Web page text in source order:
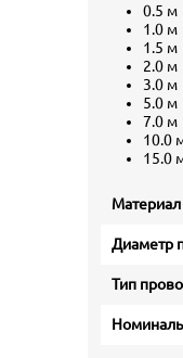
0.5 м
1.0 м
1.5 м
2.0 м
3.0 м
5.0 м
7.0 м
10.0
15.0
Диаметр
Тип